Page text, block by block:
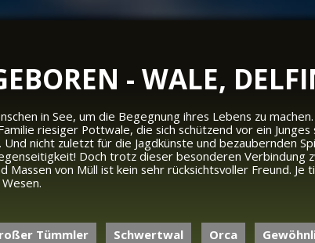
- WALE,
in See, um die Begegnung ihres Lebens zu
riesiger Pottwale, die sich schützend vor ein
nicht zuletzt für die Jagdkünste und bezaubernden
Doch trotz dieser besonderen Verbindung
Massen von Müll ist kein sehr rücksichtsvoller Freund.
Tümmler Schwertwal Orca